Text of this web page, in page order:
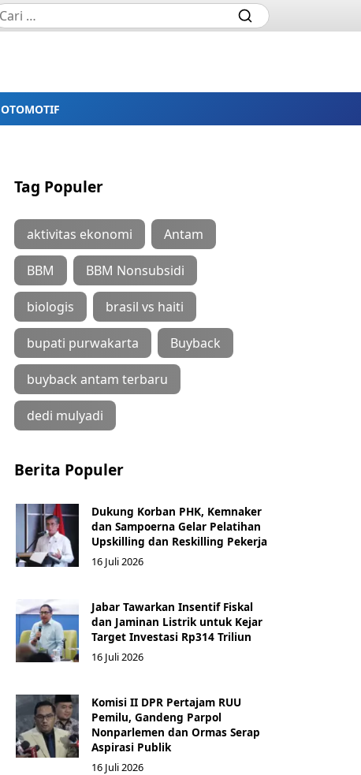
OTOMOTIF
Tag Populer
aktivitas ekonomi Antam
BBM BBM Nonsubsidi
biologis brasil vs haiti
bupati purwakarta Buyback
buyback antam terbaru
dedi mulyadi
Berita Populer
Dukung Korban PHK, Kemnaker
dan Sampoerna Gelar Pelatihan
Upskilling dan Reskilling Pekerja
16 Juli 2026
Jabar Tawarkan Insentif Fiskal
dan Jaminan Listrik untuk Kejar
Target Investasi Rp314 Triliun
16 Juli 2026
Komisi II DPR Pertajam RUU
Pemilu, Gandeng Parpol
Nonparlemen dan Ormas Serap
Aspirasi Publik
16 Juli 2026